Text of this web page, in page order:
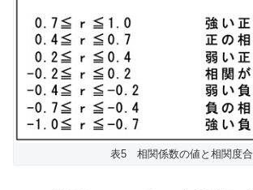
表5 相関係数の値と相関度合